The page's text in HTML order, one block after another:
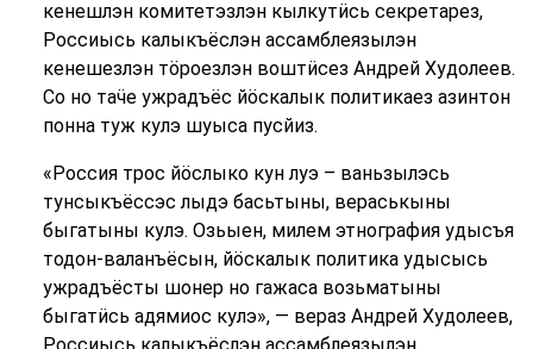
кенешлэн комитетэзлэн кылкутӥсь секретарез,
Россиысь калыкъёслэн ассамблеязылэн
кенешезлэн тӧроезлэн воштӥсез Андрей Худолеев.
Со но таӵе ужрадъёс йӧскалык политикаез азинтон
понна туж кулэ шуыса пусйиз.
«Россия трос йӧслыко кун луэ – ваньзылэсь
тунсыкъёссэс лыдэ басьтыны, вераськыны
быгатыны кулэ. Озьыен, милем этнография удысъя
тодон-валанъёсын, йӧскалык политика удысысь
ужрадъёсты шонер но гажаса возьматыны
быгатӥсь адямиос кулэ», — вераз Андрей Худолеев,